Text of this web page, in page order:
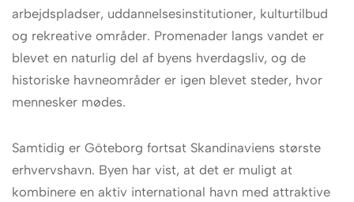
arbejdspladser, uddannelsesinstitutioner, kulturtilbud
og rekreative områder. Promenader langs vandet er
blevet en naturlig del af byens hverdagsliv, og de
historiske havneområder er igen blevet steder, hvor
mennesker mødes.
Samtidig er Göteborg fortsat Skandinaviens største
erhvervshavn. Byen har vist, at det er muligt at
kombinere en aktiv international havn med attraktive